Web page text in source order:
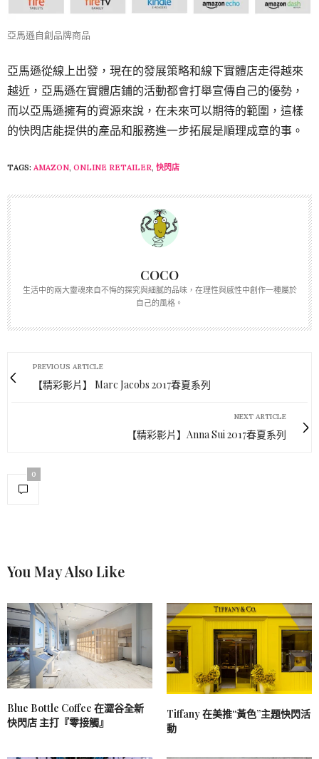
亞馬遜自創品牌商品
亞馬遜從線上出發，現在的發展策略和線下實體店走得越來
越近，亞馬遜在實體店鋪的活動都會打舉宣傳自己的優勢，
而以亞馬遜擁有的資源來說，在未來可以期待的範圍，這樣
的快閃店能提供的產品和服務進一步拓展是順理成章的事。
TAGS: AMAZON, ONLINE RETAILER, 快閃店
COCO
生活中的兩大靈魂來自不悔的探究與細膩的品味，在理性與感性中創作一種屬於
自己的風格。
PREVIOUS ARTICLE
【精彩影片】 Marc Jacobs 2017春夏系列
NEXT ARTICLE
【精彩影片】Anna Sui 2017春夏系列
0
You May Also Like
Blue Bottle Coffee 在澀谷全新
快閃店 主打『零接觸』
Tiffany 在美推“黃色”主題快閃活
動